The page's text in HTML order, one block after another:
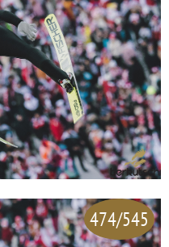
474/545